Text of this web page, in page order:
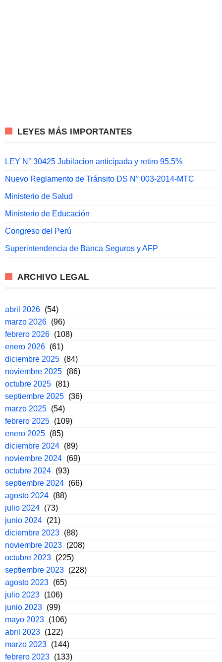
LEYES MÁS IMPORTANTES
LEY N° 30425 Jubilacion anticipada y retiro 95.5%
Nuevo Reglamento de Tránsito DS N° 003-2014-MTC
Ministerio de Salud
Ministerio de Educación
Congreso del Perú
Superintendencia de Banca Seguros y AFP
ARCHIVO LEGAL
abril 2026 (54)
marzo 2026 (96)
febrero 2026 (108)
enero 2026 (61)
diciembre 2025 (84)
noviembre 2025 (86)
octubre 2025 (81)
septiembre 2025 (36)
marzo 2025 (54)
febrero 2025 (109)
enero 2025 (85)
diciembre 2024 (89)
noviembre 2024 (69)
octubre 2024 (93)
septiembre 2024 (66)
agosto 2024 (88)
julio 2024 (73)
junio 2024 (21)
diciembre 2023 (88)
noviembre 2023 (208)
octubre 2023 (225)
septiembre 2023 (228)
agosto 2023 (65)
julio 2023 (106)
junio 2023 (99)
mayo 2023 (106)
abril 2023 (122)
marzo 2023 (144)
febrero 2023 (133)